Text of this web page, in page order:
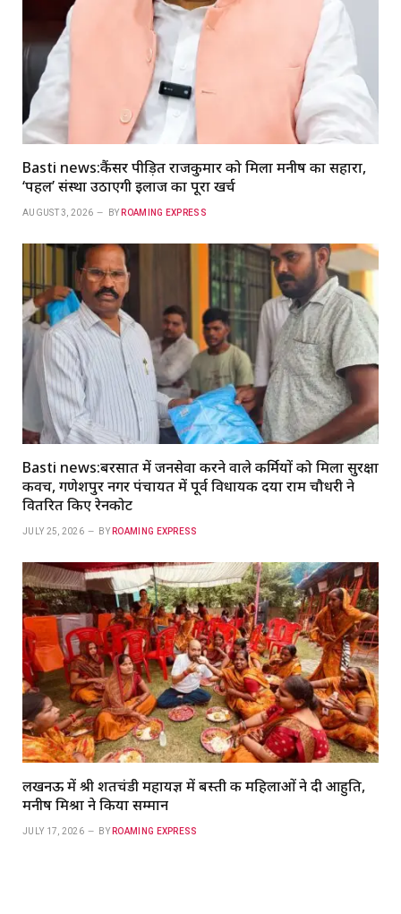
Basti news:कैंसर पीड़ित राजकुमार को मिला मनीष का सहारा,
‘पहल’ संस्था उठाएगी इलाज का पूरा खर्च
AUGUST 3, 2026 BY ROAMING EXPRESS
Basti news:बरसात में जनसेवा करने वाले कर्मियों को मिला सुरक्षा
कवच, गणेशपुर नगर पंचायत में पूर्व विधायक दया राम चौधरी ने
वितरित किए रेनकोट
JULY 25, 2026 BY ROAMING EXPRESS
लखनऊ में श्री शतचंडी महायज्ञ में बस्ती की महिलाओं ने दी आहुति,
मनीष मिश्रा ने किया सम्मान
JULY 17, 2026 BY ROAMING EXPRESS